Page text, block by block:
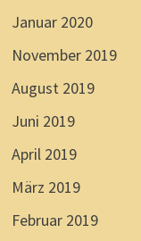
Januar 2020
November 2019
August 2019
Juni 2019
April 2019
März 2019
Februar 2019